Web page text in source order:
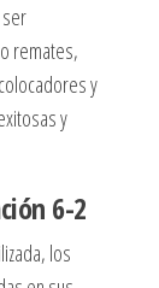
remates,
y
y
6-2
los